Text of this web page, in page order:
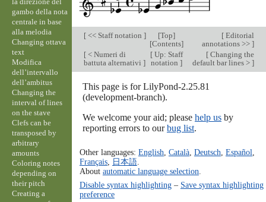
[<< Staff notation ] [Top]
[Contents]
[Editorial
annotations >> ]
[< Numeri di
battuta alternativi ]
[ Up: Staff
notation]
[Changing the
default bar lines > ]
This page is for LilyPond-2.25.81
(development-branch).
We welcome your aid; please help usby
reporting errors to ourbug list.
Other languages: English Català, Deutsch Español
Français, 日本語.
About automatic language selection
Disable syntax highlighting– Save syntax highlighting
preference
gambo della nota
centrale in base
alla melodia
Changing ottava
text
Modifica
dell’intervallo
dell’ambitus
Changing the
interval of lines
on the stave
Clefs can be
transposed by
arbitrary
amounts
Coloring notes
depending on
their pitch
Creating a